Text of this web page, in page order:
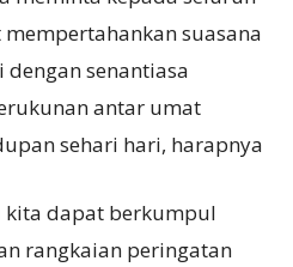
suasana
senantiasa
antar umat
sehari hari, harapnya
dapat berkumpul
rangkaian peringatan